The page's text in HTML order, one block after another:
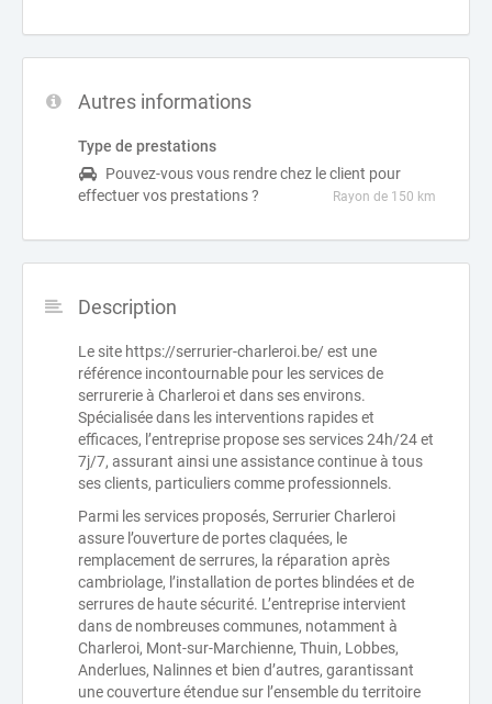
Autres informations
Type de prestations
Pouvez-vous vous rendre chez le client pour
effectuer vos prestations ?
Rayon de 150 km
Description
Le site https://serrurier-charleroi.be/ est une
référence incontournable pour les services de
serrurerie à Charleroi et dans ses environs.
Spécialisée dans les interventions rapides et
efficaces, l’entreprise propose ses services 24h/24 et
7j/7, assurant ainsi une assistance continue à tous
ses clients, particuliers comme professionnels.
Parmi les services proposés, Serrurier Charleroi
assure l’ouverture de portes claquées, le
remplacement de serrures, la réparation après
cambriolage, l’installation de portes blindées et de
serrures de haute sécurité. L’entreprise intervient
dans de nombreuses communes, notamment à
Charleroi, Mont-sur-Marchienne, Thuin, Lobbes,
Anderlues, Nalinnes et bien d’autres, garantissant
une couverture étendue sur l’ensemble du territoire